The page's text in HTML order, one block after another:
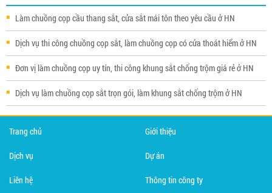
Làm chuồng cọp cầu thang sắt, cửa sắt mái tôn theo yêu cầu ở HN
Dịch vụ thi công chuồng cọp sắt, làm chuồng cọp có cửa thoát hiểm ở HN
Đơn vị làm chuồng cọp uy tín, thi công khung sắt chống trộm giá rẻ ở HN
Dịch vụ làm chuồng cọp sắt trọn gói, làm khung sắt chống trộm ở HN
Trang chủ Giới thiệu
Dịch vụ Dự án
Liên hệ Thông tin công ty